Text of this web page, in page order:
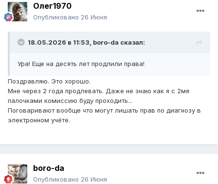
Олег1970
Опубликовано 26 Июня
18.05.2026 в 11:53, boro-da сказал:
Ура! Еще на десять лет продлили права!
Поздравляю. Это хорошо.
Мне через 2 года продлевать. Даже не знаю как я с 2мя
палочками комиссию буду проходить...
Поговаривают вообще что могут лишать прав по диагнозу в
электронном учёте.
boro-da
Опубликовано 26 Июня